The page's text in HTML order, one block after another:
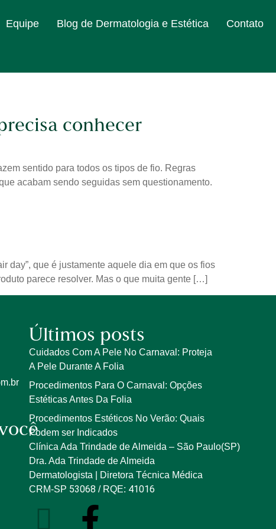
Equipe Blog de Dermatologia e Estética Contato
conhecer
sentido para todos os tipos de fio. Regras
acabam sendo seguidas sem questionamento.
day”, que é justamente aquele dia em que os fios
parece resolver. Mas o que muita gente […]
Últimos posts
Cuidados Com A Pele No Carnaval: Proteja
A Pele Durante A Folia
Procedimentos Para O Carnaval: Opções
Estéticas Antes Da Folia
Procedimentos Estéticos No Verão: Quais
Podem ser Indicados
Clínica Ada Trindade de Almeida – São Paulo(SP)
Dra. Ada Trindade de Almeida
Dermatologista | Diretora Técnica Médica
CRM-SP 53068/ RQE: 41016